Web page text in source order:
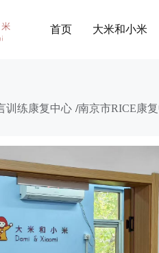
首页 大米和小米
训练康复中心 /南京市RICE康